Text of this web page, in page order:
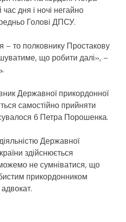
дня і ночі негайно
Голові ДПСУ.
– то полковнику Простакову
що робити далі», –
Державної прикордонної
самостійно прийняти
б Петра Порошенка.
Державної
здійснюється
не сумніватися, що
прикордонником